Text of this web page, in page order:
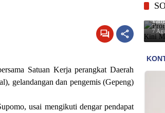
Satuan Kerja perangkat Daerah
gelandangan dan pengemis (Gepeng)
usai mengikuti dengar pendapat
7